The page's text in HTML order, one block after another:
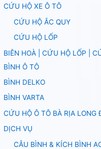
CỨU HỘ XE Ô TÔ
CỨU HỘ ẮC QUY
CỨU HỘ LỐP
BIÊN HOÀ | CỨU HỘ LỐP |
BÌNH Ô TÔ
BÌNH DELKO
BÌNH VARTA
CỨU HỘ Ô TÔ BÀ RỊA LONG
DỊCH VỤ
CÂU BÌNH & KÍCH BÌNH